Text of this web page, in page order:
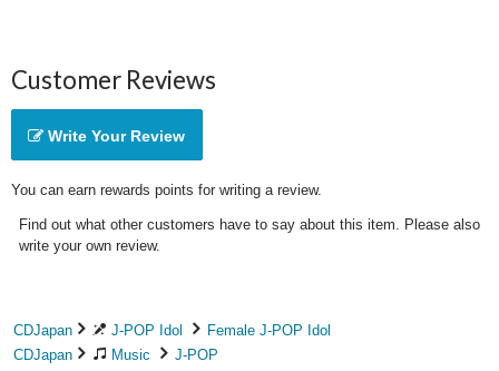
Customer Reviews
Write Your Review
You can earn rewards points for writing a review.
Find out what other customers have to say about this item. Please also
write your own review.
CDJapan J-POP Idol
Female J-POP Idol
CDJapan
Music J-POP